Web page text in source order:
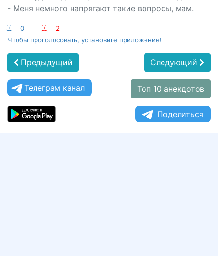
- Меня немного напрягают такие вопросы, мам.
:-) 0 :-(
2
Чтобы проголосовать, установите приложение!
Предыдущий Следующий
Телеграм канал Топ 10 анекдотов
Поделиться